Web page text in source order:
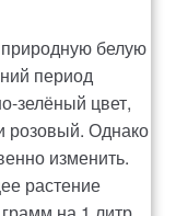
белую
период
зелёный цвет,
розовый. Однако
изменить.
растение